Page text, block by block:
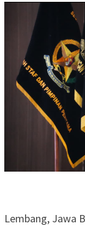
Lembang, Jawa